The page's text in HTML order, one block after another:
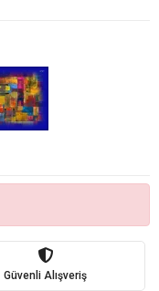
Güvenli Alışveriş